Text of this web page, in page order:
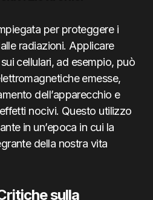
per proteggere i
radiazioni. Applicare
cellulari, ad esempio, può
emesse,
dell’apparecchio e
nocivi. Questo utilizzo
in un’epoca in cui la
della nostra vita
sulla